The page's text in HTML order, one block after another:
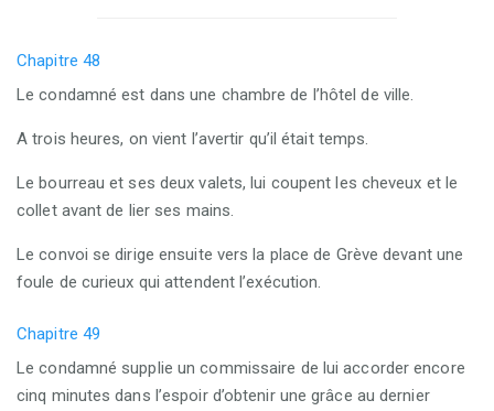
Chapitre 48
Le condamné est dans une chambre de l’hôtel de ville.
A trois heures, on vient l’avertir qu’il était temps.
Le bourreau et ses deux valets, lui coupent les cheveux et le
collet avant de lier ses mains.
Le convoi se dirige ensuite vers la place de Grève devant une
foule de curieux qui attendent l’exécution.
Chapitre 49
Le condamné supplie un commissaire de lui accorder encore
cinq minutes dans l’espoir d’obtenir une grâce au dernier